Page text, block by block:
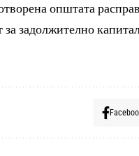
општата
задолжително